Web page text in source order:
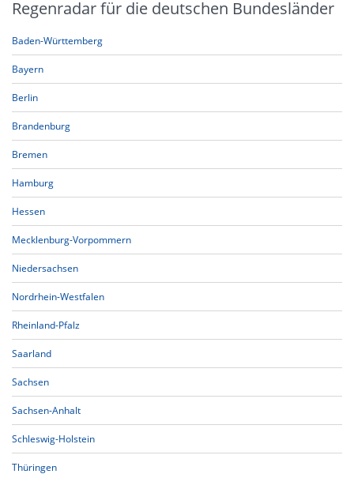
Regenradar für die deutschen Bundesländer
Baden-Württemberg
Bayern
Berlin
Brandenburg
Bremen
Hamburg
Hessen
Mecklenburg-Vorpommern
Niedersachsen
Nordrhein-Westfalen
Rheinland-Pfalz
Saarland
Sachsen
Sachsen-Anhalt
Schleswig-Holstein
Thüringen